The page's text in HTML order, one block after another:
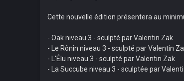
Cette nouvelle édition présentera au
- Oak niveau 3 - sculpté par Valentin Zak
- Le Rônin niveau 3 - sculpté par Valentin
- L'Élu niveau 3 - sculpté par Valentin Zak
- La Succube niveau 3 - sculptée par